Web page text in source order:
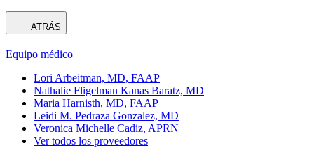
ATRÁS
Equipo médico
Lori Arbeitman, MD, FAAP
Nathalie Fligelman Kanas Baratz, MD
Maria Harnisth, MD, FAAP
Leidi M. Pedraza Gonzalez, MD
Veronica Michelle Cadiz, APRN
Ver todos los proveedores